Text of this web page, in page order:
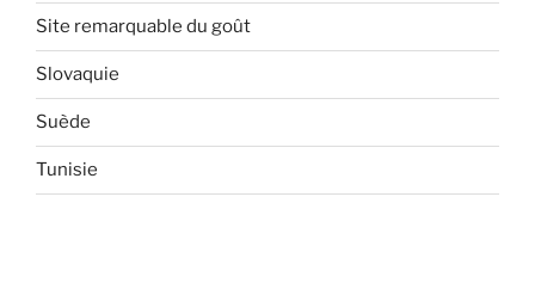
Site remarquable du goût
Slovaquie
Suède
Tunisie